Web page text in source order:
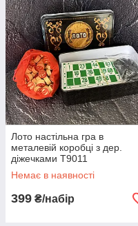
Лото настільна гра в
металевій коробці з дер.
діжечками T9011
Немає в наявності
399 ₴/набір